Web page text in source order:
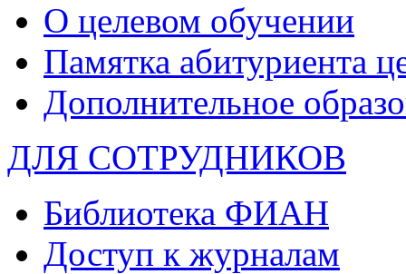
О целевом обучении
Памятка абитуриента
Дополнительное
ДЛЯ СОТРУДНИКОВ
Библиотека ФИАН
Доступ к журналам